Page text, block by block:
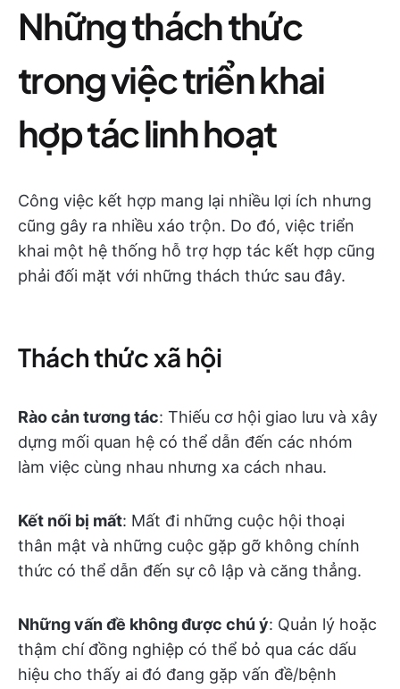
Những thách thức
trong việc triển khai
hợp tác linh hoạt
Công việc kết hợp mang lại nhiều lợi ích nhưng
cũng gây ra nhiều xáo trộn. Do đó, việc triển
khai một hệ thống hỗ trợ hợp tác kết hợp cũng
phải đối mặt với những thách thức sau đây.
Thách thức xã hội
Rào cản tương tác: Thiếu cơ hội giao lưu và xây
dựng mối quan hệ có thể dẫn đến các nhóm
làm việc cùng nhau nhưng xa cách nhau.
Kết nối bị mất: Mất đi những cuộc hội thoại
thân mật và những cuộc gặp gỡ không chính
thức có thể dẫn đến sự cô lập và căng thẳng.
Những vấn đề không được chú ý: Quản lý hoặc
thậm chí đồng nghiệp có thể bỏ qua các dấu
hiệu cho thấy ai đó đang gặp vấn đề/bệnh